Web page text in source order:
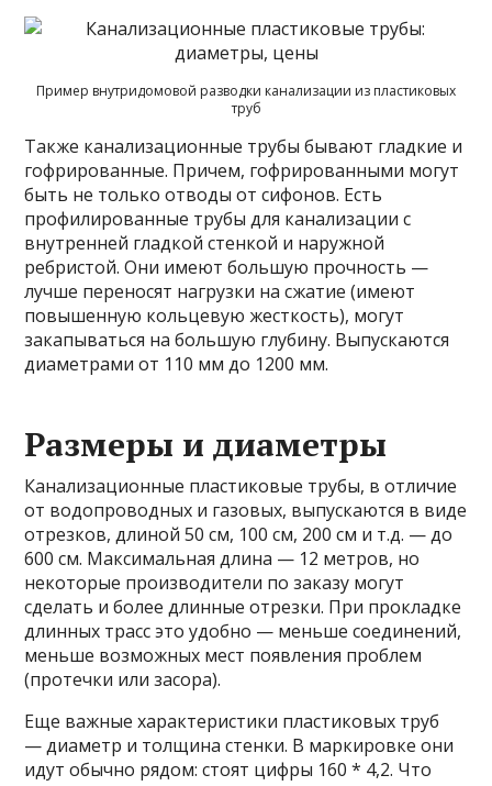
Пример внутридомовой разводки канализации из пластиковых
труб
Также канализационные трубы бывают гладкие и
гофрированные. Причем, гофрированными могут
быть не только отводы от сифонов. Есть
профилированные трубы для канализации с
внутренней гладкой стенкой и наружной
ребристой. Они имеют большую прочность —
лучше переносят нагрузки на сжатие (имеют
повышенную кольцевую жесткость), могут
закапываться на большую глубину. Выпускаются
диаметрами от 110 мм до 1200 мм.
Размеры и диаметры
Канализационные пластиковые трубы, в отличие
от водопроводных и газовых, выпускаются в виде
отрезков, длиной 50 см, 100 см, 200 см и т.д. — до
600 см. Максимальная длина — 12 метров, но
некоторые производители по заказу могут
сделать и более длинные отрезки. При прокладке
длинных трасс это удобно — меньше соединений,
меньше возможных мест появления проблем
(протечки или засора).
Еще важные характеристики пластиковых труб
— диаметр и толщина стенки. В маркировке они
идут обычно рядом: стоят цифры 160 * 4,2. Что